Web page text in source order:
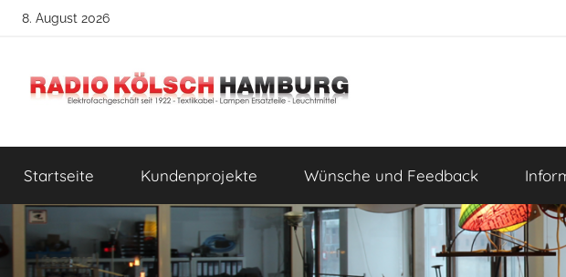
Zum8. August 2026
Radio
Kölsch
Hamburg
Lampenbau
Tipps
Startseite Kundenprojekte Wünsche und Feedback